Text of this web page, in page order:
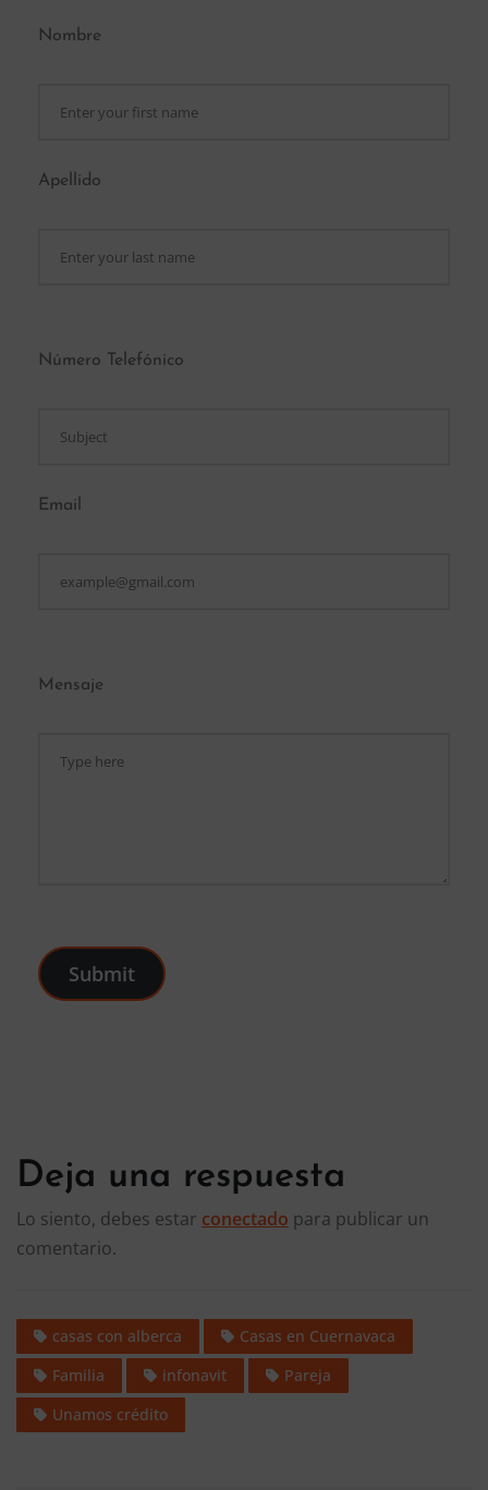
Nombre
Apellido
Número Telefónico
Email
Mensaje
Submit
Deja una respuesta
Lo siento, debes estar conectado para publicar un
comentario.
casas con alberca
Casas en Cuernavaca
Familia
infonavit
Pareja
Unamos crédito